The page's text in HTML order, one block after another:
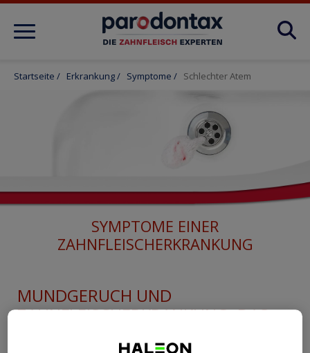
SYMPTOME EINER
ZAHNFLEISCHERKRANKUNG
Startseite / Erkrankung/ Symptome / Schlechter Atem
MUNDGERUCH UND
ZAHNFLEISCHERKRANKUNG: DAS